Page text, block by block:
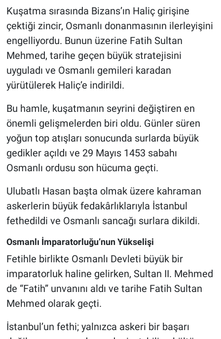
Kuşatma sırasında Bizans’ın Haliç girişine
çektiği zincir, Osmanlı donanmasının ilerleyişini
engelliyordu. Bunun üzerine Fatih Sultan
Mehmed, tarihe geçen büyük stratejisini
uyguladı ve Osmanlı gemileri karadan
yürütülerek Haliç’e indirildi.
Bu hamle, kuşatmanın seyrini değiştiren en
önemli gelişmelerden biri oldu. Günler süren
yoğun top atışları sonucunda surlarda büyük
gedikler açıldı ve 29 Mayıs 1453 sabahı
Osmanlı ordusu son hücuma geçti.
Ulubatlı Hasan başta olmak üzere kahraman
askerlerin büyük fedakârlıklarıyla İstanbul
fethedildi ve Osmanlı sancağı surlara dikildi.
Osmanlı İmparatorluğu’nun Yükselişi
Fetihle birlikte Osmanlı Devleti büyük bir
imparatorluk haline gelirken, Sultan II. Mehmed
de “Fatih” unvanını aldı ve tarihe Fatih Sultan
Mehmed olarak geçti.
İstanbul’un fethi; yalnızca askeri bir başarı